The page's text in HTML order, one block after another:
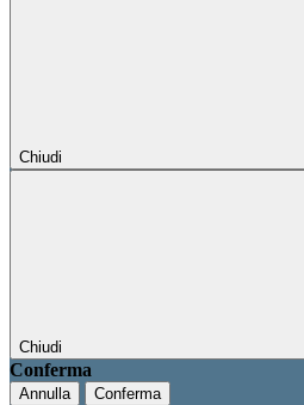
Chiudi
Chiudi
Conferma
Annulla Conferma